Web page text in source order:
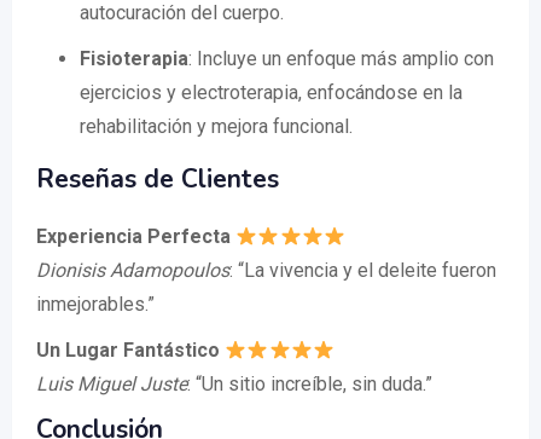
autocuración del cuerpo.
Fisioterapia: Incluye un enfoque más amplio con
ejercicios y electroterapia, enfocándose en la
rehabilitación y mejora funcional.
Reseñas de Clientes
Experiencia Perfecta
Dionisis Adamopoulos: “La vivencia y el deleite fueron
inmejorables.”
Un Lugar Fantástico
Luis Miguel Juste: “Un sitio increíble, sin duda.”
Conclusión